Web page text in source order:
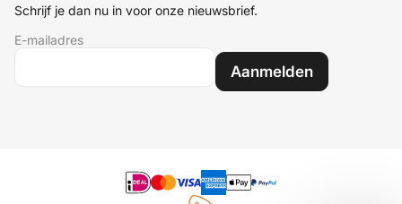
Schrijf je dan nu in voor onze nieuwsbrief.
E-mailadres
Aanmelden